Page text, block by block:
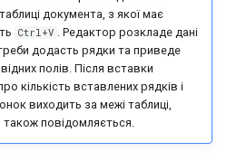
документа, з якої має
Ctrl+V
. Редактор розкладе дані
додасть рядки та приведе
полів. Після вставки
кількість вставлених рядків і
виходить за межі таблиці,
повідомляється.